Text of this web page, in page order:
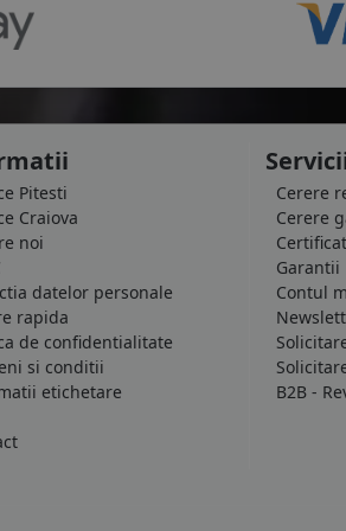
Pitesti
Craiova
noi
datelor personale
rapida
de confidentialitate
si conditii
etichetare
Cerere
Cerere
Garantii
Contul
B2B -